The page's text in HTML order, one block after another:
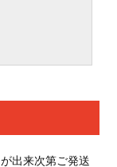
出来次第ご発送